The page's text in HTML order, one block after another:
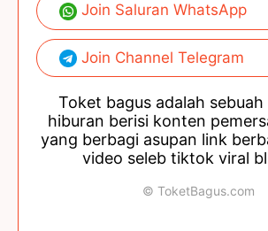
Join Saluran WhatsApp
Join Channel Telegram
Toket bagus adalah
hiburan berisi konten
yang berbagi asupan link
video seleb tiktok viral
© ToketBagus.com